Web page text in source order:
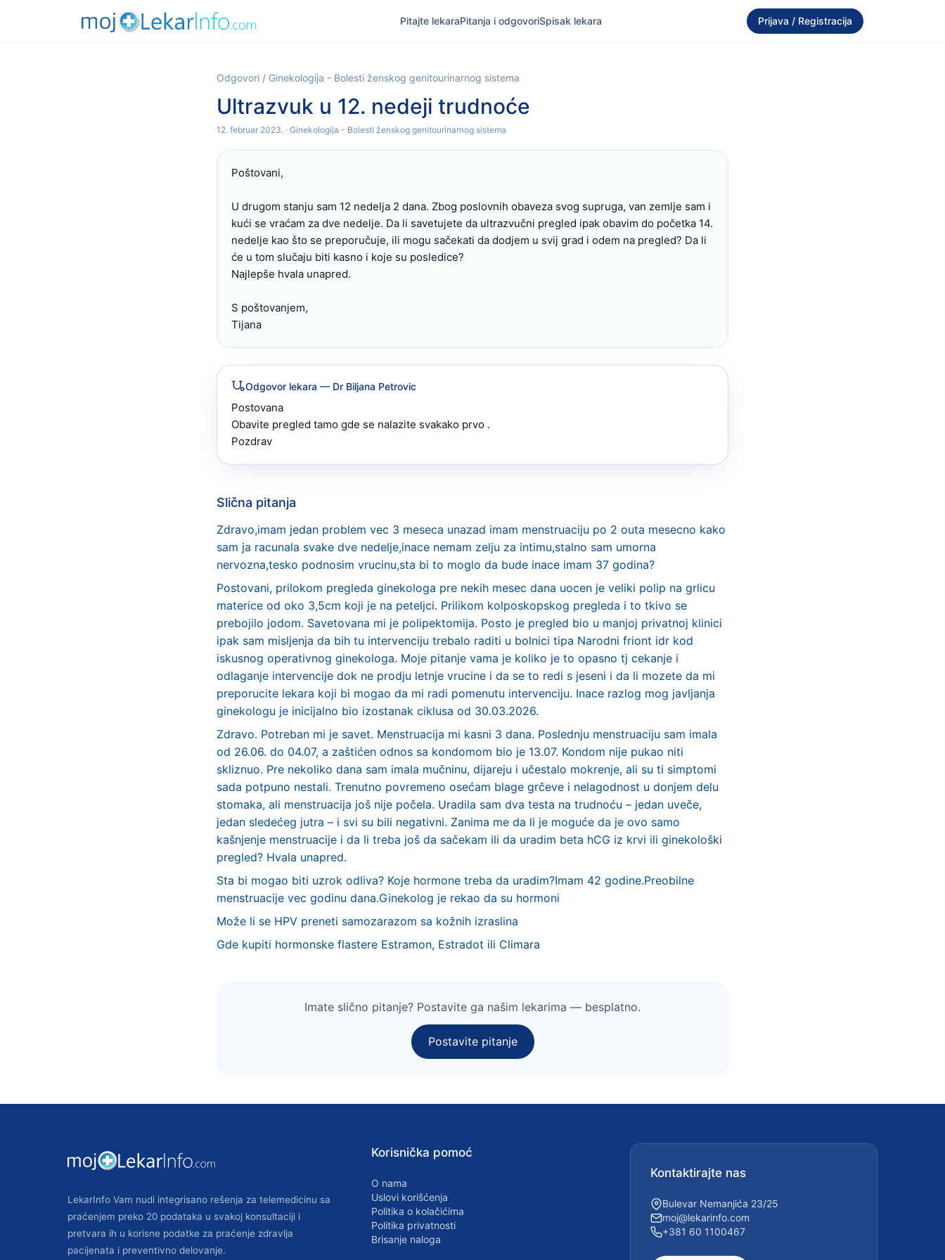
Pitajte lekaraPitanja i odgovoriSpisak lekara Prijava / Registracija
Odgovori / Ginekologija - Bolesti ženskog genitourinarnog sistema
Ultrazvuk u 12. nedeji trudnoće
12. februar 2023. · Ginekologija - Bolesti ženskog genitourinarnog sistema
Poštovani,
U drugom stanju sam 12 nedelja 2 dana. Zbog poslovnih obaveza svog supruga, van zemlje sam i
kući se vraćam za dve nedelje. Da li savetujete da ultrazvučni pregled ipak obavim do početka 14.
nedelje kao što se preporučuje, ili mogu sačekati da dodjem u svij grad i odem na pregled? Da li
će u tom slučaju biti kasno i koje su posledice?
Najlepše hvala unapred.
S poštovanjem,
Tijana
Odgovor lekara — Dr Biljana Petrovic
Postovana
Obavite pregled tamo gde se nalazite svakako prvo .
Pozdrav
Slična pitanja
Zdravo,imam jedan problem vec 3 meseca unazad imam menstruaciju po 2 outa mesecno kako
sam ja racunala svake dve nedelje,inace nemam zelju za intimu,stalno sam umorna
nervozna,tesko podnosim vrucinu,sta bi to moglo da bude inace imam 37 godina?
Postovani, prilokom pregleda ginekologa pre nekih mesec dana uocen je veliki polip na grlicu
materice od oko 3,5cm koji je na peteljci. Prilikom kolposkopskog pregleda i to tkivo se
prebojilo jodom. Savetovana mi je polipektomija. Posto je pregled bio u manjoj privatnoj klinici
ipak sam misljenja da bih tu intervenciju trebalo raditi u bolnici tipa Narodni friont idr kod
iskusnog operativnog ginekologa. Moje pitanje vama je koliko je to opasno tj cekanje i
odlaganje intervencije dok ne prodju letnje vrucine i da se to redi s jeseni i da li mozete da mi
preporucite lekara koji bi mogao da mi radi pomenutu intervenciju. Inace razlog mog javljanja
ginekologu je inicijalno bio izostanak ciklusa od 30.03.2026.
Zdravo. Potreban mi je savet. Menstruacija mi kasni 3 dana. Poslednju menstruaciju sam imala
od 26.06. do 04.07, a zaštićen odnos sa kondomom bio je 13.07. Kondom nije pukao niti
skliznuo. Pre nekoliko dana sam imala mučninu, dijareju i učestalo mokrenje, ali su ti simptomi
sada potpuno nestali. Trenutno povremeno osećam blage grčeve i nelagodnost u donjem delu
stomaka, ali menstruacija još nije počela. Uradila sam dva testa na trudnoću – jedan uveče,
jedan sledećeg jutra – i svi su bili negativni. Zanima me da li je moguće da je ovo samo
kašnjenje menstruacije i da li treba još da sačekam ili da uradim beta hCG iz krvi ili ginekološki
pregled? Hvala unapred.
Sta bi mogao biti uzrok odliva? Koje hormone treba da uradim?Imam 42 godine.Preobilne
menstruacije vec godinu dana.Ginekolog je rekao da su hormoni
Može li se HPV preneti samozarazom sa kožnih izraslina
Gde kupiti hormonske flastere Estramon, Estradot ili Climara
Imate slično pitanje? Postavite ga našim lekarima — besplatno.
Postavite pitanje
LekarInfo Vam nudi integrisano rešenja za telemedicinu sa
praćenjem preko 20 podataka u svakoj konsultaciji i
pretvara ih u korisne podatke za praćenje zdravlja
pacijenata i preventivno delovanje.
Korisnička pomoć
O nama
Uslovi korišćenja
Politika o kolačićima
Politika privatnosti
Brisanje naloga
Kontaktirajte nas
Bulevar Nemanjića 23/25
moj@lekarinfo.com
+381 60 1100467